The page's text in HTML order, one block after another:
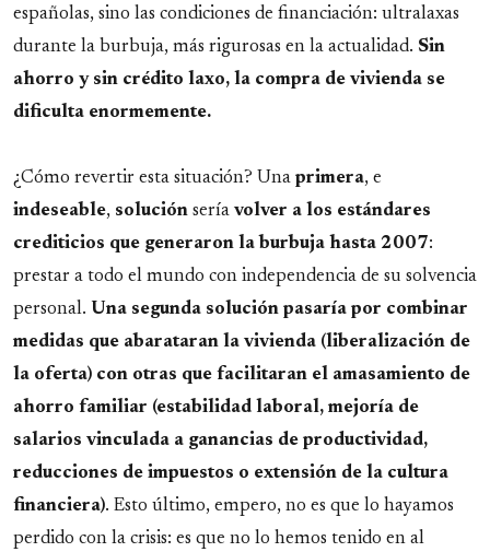
españolas, sino las condiciones de financiación: ultralaxas
durante la burbuja, más rigurosas en la actualidad. Sin
ahorro y sin crédito laxo, la compra de vivienda se
dificulta enormemente.
¿Cómo revertir esta situación? Una primera, e
indeseable, solución sería volver a los estándares
crediticios que generaron la burbuja hasta 2007:
prestar a todo el mundo con independencia de su solvencia
personal. Una segunda solución pasaría por combinar
medidas que abarataran la vivienda (liberalización de
la oferta) con otras que facilitaran el amasamiento de
ahorro familiar (estabilidad laboral, mejoría de
salarios vinculada a ganancias de productividad,
reducciones de impuestos o extensión de la cultura
financiera). Esto último, empero, no es que lo hayamos
perdido con la crisis: es que no lo hemos tenido en al